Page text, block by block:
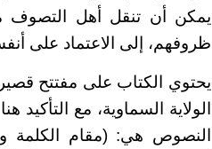
يمكن أن تنقل أهل التصوف
ظروفهم، إلى الاعتماد على
يحتوي الكتاب على مفتتح قصير
الولاية السماوية، مع
النصوص هي: (مقام الكلمة